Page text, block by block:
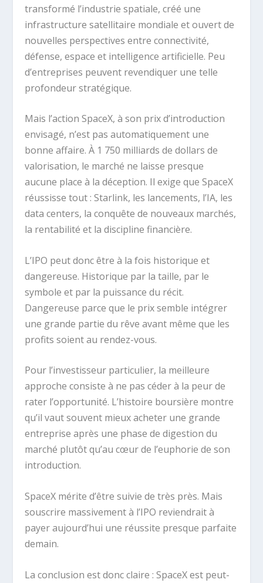
transformé l’industrie spatiale, créé une
infrastructure satellitaire mondiale et ouvert de
nouvelles perspectives entre connectivité,
défense, espace et intelligence artificielle. Peu
d’entreprises peuvent revendiquer une telle
profondeur stratégique.
Mais l’action SpaceX, à son prix d’introduction
envisagé, n’est pas automatiquement une
bonne affaire. À 1 750 milliards de dollars de
valorisation, le marché ne laisse presque
aucune place à la déception. Il exige que SpaceX
réussisse tout : Starlink, les lancements, l’IA, les
data centers, la conquête de nouveaux marchés,
la rentabilité et la discipline financière.
L’IPO peut donc être à la fois historique et
dangereuse. Historique par la taille, par le
symbole et par la puissance du récit.
Dangereuse parce que le prix semble intégrer
une grande partie du rêve avant même que les
profits soient au rendez-vous.
Pour l’investisseur particulier, la meilleure
approche consiste à ne pas céder à la peur de
rater l’opportunité. L’histoire boursière montre
qu’il vaut souvent mieux acheter une grande
entreprise après une phase de digestion du
marché plutôt qu’au cœur de l’euphorie de son
introduction.
SpaceX mérite d’être suivie de très près. Mais
souscrire massivement à l’IPO reviendrait à
payer aujourd’hui une réussite presque parfaite
demain.
La conclusion est donc claire : SpaceX est peut-